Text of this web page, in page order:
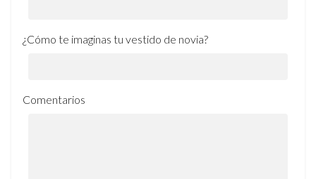
¿Cómo te imaginas tu vestido de novia?
Comentarios